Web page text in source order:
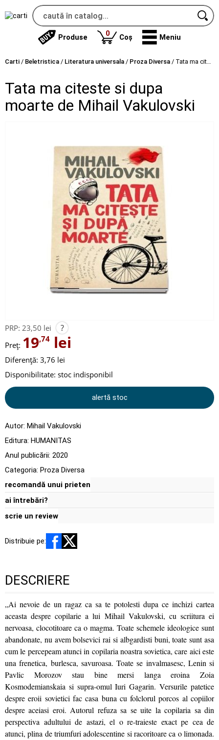
Produse 0produse
Coș Meniu
Carti / Beletristica / Literatura universala / Proza Diversa / Tata ma citeste si dupa moarte de Mihail Vakulovski
Tata ma citeste si dupa
moarte de Mihail Vakulovski
PRP: 23,50 lei ?
Preț: 19,74 lei
Diferență: 3,76 lei
Disponibilitate: stoc indisponibil
alertă stoc
Autor: Mihail Vakulovski
Editura: HUMANITAS
Anul publicării: 2020
Categoria: Proza Diversa
recomandă unui prieten
ai întrebări?
scrie un review
Distribuie pe:
DESCRIERE
„Ai nevoie de un ragaz ca sa te potolesti dupa ce inchizi cartea
aceasta despre copilarie a lui Mihail Vakulovski, cu scriitura ei
nervoasa, clocotitoare ca o magma. Toate schemele ideologice sunt
abandonate, nu avem bolsevici rai si albgardisti buni, toate sunt asa
cum le percepeam atunci in copilaria noastra sovietica, care aici este
una frenetica, burlesca, savuroasa. Toate se invalmasesc, Lenin si
Pavlic Morozov stau bine mersi langa eroina Zoia
Kosmodemianskaia si supra-omul Iuri Gagarin. Versurile patetice
despre eroii sovietici fac casa buna cu folclorul porcos al copiilor
despre aceiasi eroi. Autorul refuza sa se uite la copilaria sa din
perspectiva adultului de astazi, el o re-traieste exact pe cea de
atunci, plina de triumfuri adolescentine si racoritoare ca o limonada.